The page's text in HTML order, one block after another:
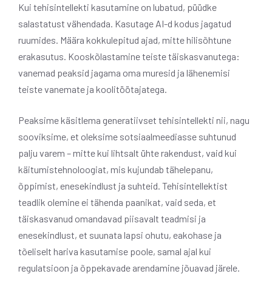
Kui tehisintellekti kasutamine on lubatud, püüdke
salastatust vähendada. Kasutage AI-d kodus jagatud
ruumides. Määra kokkulepitud ajad, mitte hilisõhtune
erakasutus. Kooskõlastamine teiste täiskasvanutega:
vanemad peaksid jagama oma muresid ja lähenemisi
teiste vanemate ja koolitöötajatega.
Peaksime käsitlema generatiivset tehisintellekti nii, nagu
sooviksime, et oleksime sotsiaalmeediasse suhtunud
palju varem – mitte kui lihtsalt ühte rakendust, vaid kui
käitumistehnoloogiat, mis kujundab tähelepanu,
õppimist, enesekindlust ja suhteid. Tehisintellektist
teadlik olemine ei tähenda paanikat, vaid seda, et
täiskasvanud omandavad piisavalt teadmisi ja
enesekindlust, et suunata lapsi ohutu, eakohase ja
tõeliselt hariva kasutamise poole, samal ajal kui
regulatsioon ja õppekavade arendamine jõuavad järele.